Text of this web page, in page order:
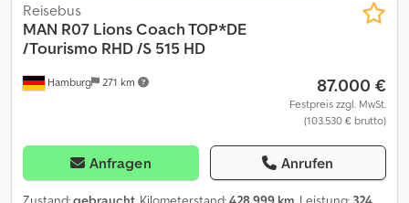
Hamburg 271 km
Reisebus
MAN R07 Lions Coach TOP*DE
/Tourismo RHD /S 515 HD
87.000 €
Festpreis zzgl. MwSt.
(103.530 € brutto)
Anfragen Anrufen